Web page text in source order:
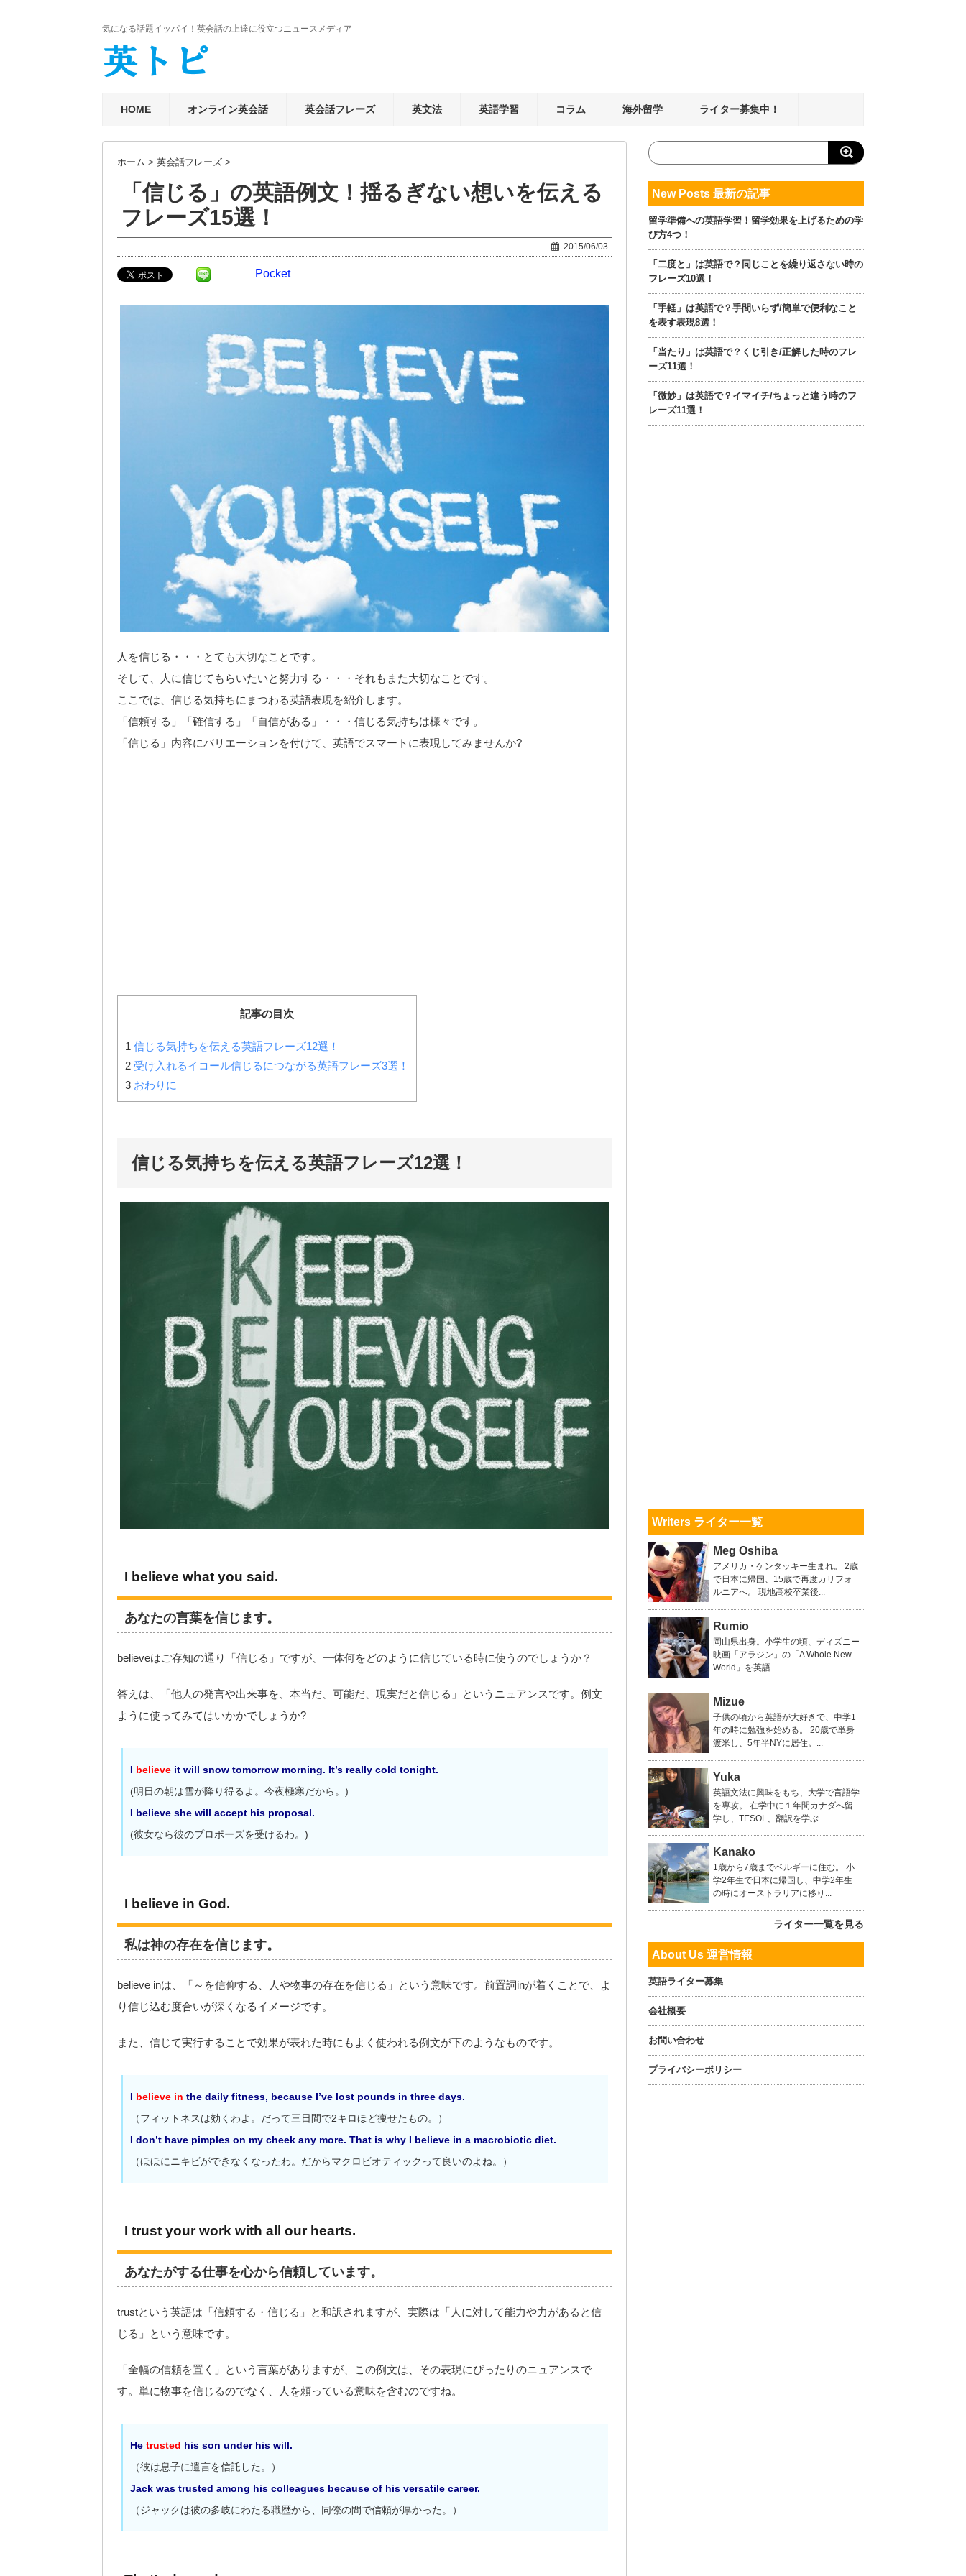
気になる話題イッパイ！英会話の上達に役立つニュースメディア
HOME オンライン英会話 英会話フレーズ 英文法 英語学習 コラム 海外留学 ライター募集中！
ホーム > 英会話フレーズ >
「信じる」の英語例文！揺るぎない想いを伝える
フレーズ15選！
2015/06/03
Pocket
人を信じる・・・とても大切なことです。
そして、人に信じてもらいたいと努力する・・・それもまた大切なことです。
ここでは、信じる気持ちにまつわる英語表現を紹介します。
「信頼する」「確信する」「自信がある」・・・信じる気持ちは様々です。
「信じる」内容にバリエーションを付けて、英語でスマートに表現してみませんか?
記事の目次
1 信じる気持ちを伝える英語フレーズ12選！
2 受け入れるイコール信じるにつながる英語フレーズ3選！
3 おわりに
信じる気持ちを伝える英語フレーズ12選！
I believe what you said.
あなたの言葉を信じます。
believeはご存知の通り「信じる」ですが、一体何をどのように信じている時に使うのでしょうか？
答えは、「他人の発言や出来事を、本当だ、可能だ、現実だと信じる」というニュアンスです。例文
ように使ってみてはいかかでしょうか?
I believe it will snow tomorrow morning. It’s really cold tonight.
(明日の朝は雪が降り得るよ。今夜極寒だから。)
I believe she will accept his proposal.
(彼女なら彼のプロポーズを受けるわ。)
I believe in God.
私は神の存在を信じます。
believe inは、「～を信仰する、人や物事の存在を信じる」という意味です。前置詞inが着くことで、よ
り信じ込む度合いが深くなるイメージです。
また、信じて実行することで効果が表れた時にもよく使われる例文が下のようなものです。
I believe in the daily fitness, because I’ve lost pounds in three days.
（フィットネスは効くわよ。だって三日間で2キロほど痩せたもの。）
I don’t have pimples on my cheek any more. That is why I believe in a macrobiotic diet.
（ほほにニキビができなくなったわ。だからマクロビオティックって良いのよね。）
I trust your work with all our hearts.
あなたがする仕事を心から信頼しています。
trustという英語は「信頼する・信じる」と和訳されますが、実際は「人に対して能力や力があると信
じる」という意味です。
「全幅の信頼を置く」という言葉がありますが、この例文は、その表現にぴったりのニュアンスで
す。単に物事を信じるのでなく、人を頼っている意味を含むのですね。
He trusted his son under his will.
（彼は息子に遺言を信託した。）
Jack was trusted among his colleagues because of his versatile career.
（ジャックは彼の多岐にわたる職歴から、同僚の間で信頼が厚かった。）
New Posts 最新の記事
留学準備への英語学習！留学効果を上げるための学
び方4つ！
「二度と」は英語で？同じことを繰り返さない時の
フレーズ10選！
「手軽」は英語で？手間いらず/簡単で便利なこと
を表す表現8選！
「当たり」は英語で？くじ引き/正解した時のフレ
ーズ11選！
「微妙」は英語で？イマイチ/ちょっと違う時のフ
レーズ11選！
Writers ライター一覧
Meg Oshiba
アメリカ・ケンタッキー生まれ。 2歳
で日本に帰国、15歳で再度カリフォ
ルニアへ。 現地高校卒業後...
Rumio
岡山県出身。小学生の頃、ディズニー
映画「アラジン」の「A Whole New
World」を英語...
Mizue
子供の頃から英語が大好きで、中学1
年の時に勉強を始める。 20歳で単身
渡米し、5年半NYに居住。...
Yuka
英語文法に興味をもち、大学で言語学
を専攻。 在学中に１年間カナダへ留
学し、TESOL、翻訳を学ぶ...
Kanako
1歳から7歳までベルギーに住む。 小
学2年生で日本に帰国し、中学2年生
の時にオーストラリアに移り...
ライター一覧を見る
About Us 運営情報
英語ライター募集
会社概要
お問い合わせ
プライバシーポリシー